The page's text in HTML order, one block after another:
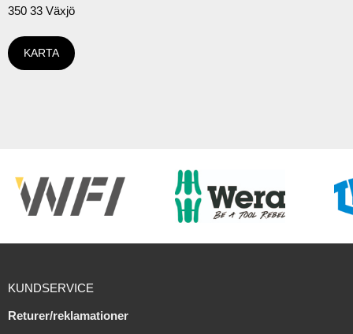
350 33 Växjö
KARTA
KUNDSERVICE
Returer/reklamationer